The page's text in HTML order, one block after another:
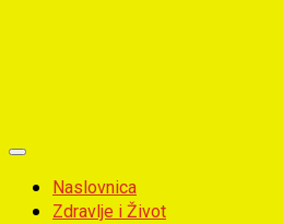
Primary
MenuNaslovnica
Zdravlje i Život